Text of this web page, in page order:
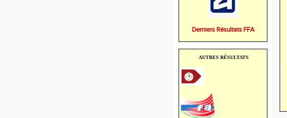
Derniers Résultats FFA
AUTRES RÉSULTATS